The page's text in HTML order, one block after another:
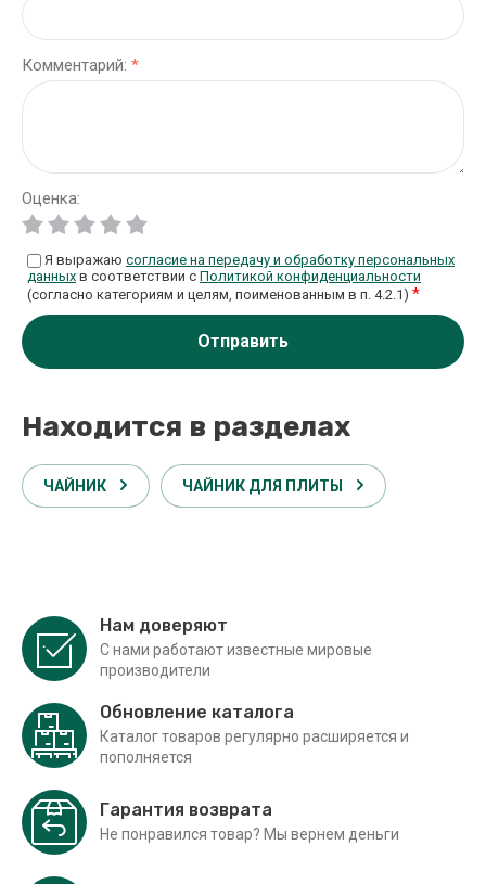
Комментарий: *
Оценка:
Я выражаю согласие на передачу и обработку персональных
данных в соответствии с Политикой конфиденциальности
(согласно категориям и целям, поименованным в п. 4.2.1) *
Отправить
Находится в разделах
ЧАЙНИК ЧАЙНИК ДЛЯ ПЛИТЫ
Нам доверяют
С нами работают известные мировые
производители
Обновление каталога
Каталог товаров регулярно расширяется и
пополняется
Гарантия возврата
Не понравился товар? Мы вернем деньги